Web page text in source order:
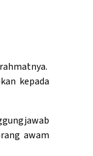
kepada
awam